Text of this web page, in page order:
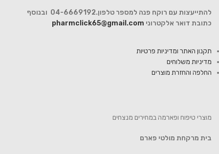
להתייעצות עם רוקח פנה למספר טלפון.04-6669192 ובנוסף
כתובת דואר אלקטרוני pharmclick65@gmail.com
תקנון האתר ומדיניות פרטיות
מדיניות משלוחים
החלפה והחזרת מוצרים
מוצרי טיפוח ופארמה במחירים מנצחים
בית מרקחת מולטי פארם